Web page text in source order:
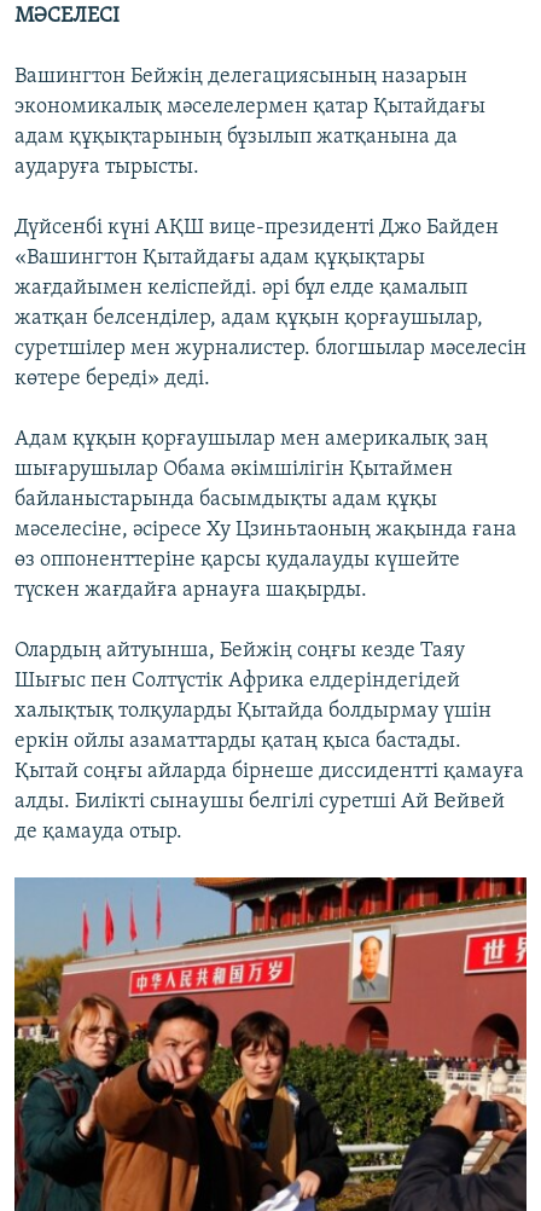
МӘСЕЛЕСІ
Вашингтон Бейжің делегациясының назарын
экономикалық мәселелермен қатар Қытайдағы
адам құқықтарының бұзылып жатқанына да
аударуға тырысты.
Дүйсенбі күні АҚШ вице-президенті Джо Байден
«Вашингтон Қытайдағы адам құқықтары
жағдайымен келіспейді. әрі бұл елде қамалып
жатқан белсенділер, адам құқын қорғаушылар,
суретшілер мен журналистер. блогшылар мәселесін
көтере береді» деді.
Адам құқын қорғаушылар мен америкалық заң
шығарушылар Обама әкімшілігін Қытаймен
байланыстарында басымдықты адам құқы
мәселесіне, әсіресе Ху Цзиньтаоның жақында ғана
өз оппоненттеріне қарсы қудалауды күшейте
түскен жағдайға арнауға шақырды.
Олардың айтуынша, Бейжің соңғы кезде Таяу
Шығыс пен Солтүстік Африка елдеріндегідей
халықтық толқуларды Қытайда болдырмау үшін
еркін ойлы азаматтарды қатаң қыса бастады.
Қытай соңғы айларда бірнеше диссидентті қамауға
алды. Билікті сынаушы белгілі суретші Ай Вейвей
де қамауда отыр.